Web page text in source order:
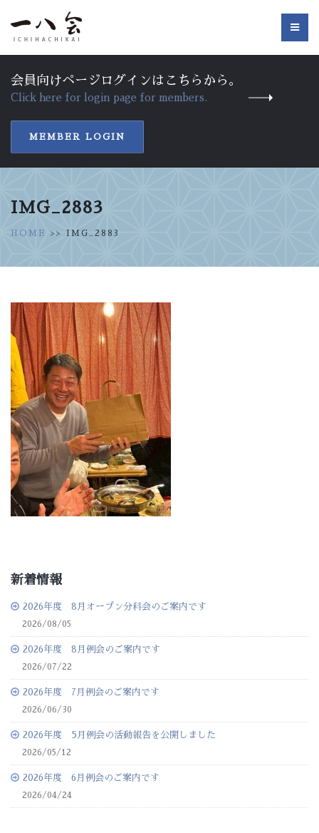
会員向けページログインはこちらから。
Click here for login page for members.
MEMBER LOGIN
IMG_2883
HOME >> IMG_2883
新着情報
2026年度 8月オープン分科会のご案内です
2026/08/05
2026年度 8月例会のご案内です
2026/07/22
2026年度 7月例会のご案内です
2026/06/30
2026年度 5月例会の活動報告を公開しました
2026/05/12
2026年度 6月例会のご案内です
2026/04/24